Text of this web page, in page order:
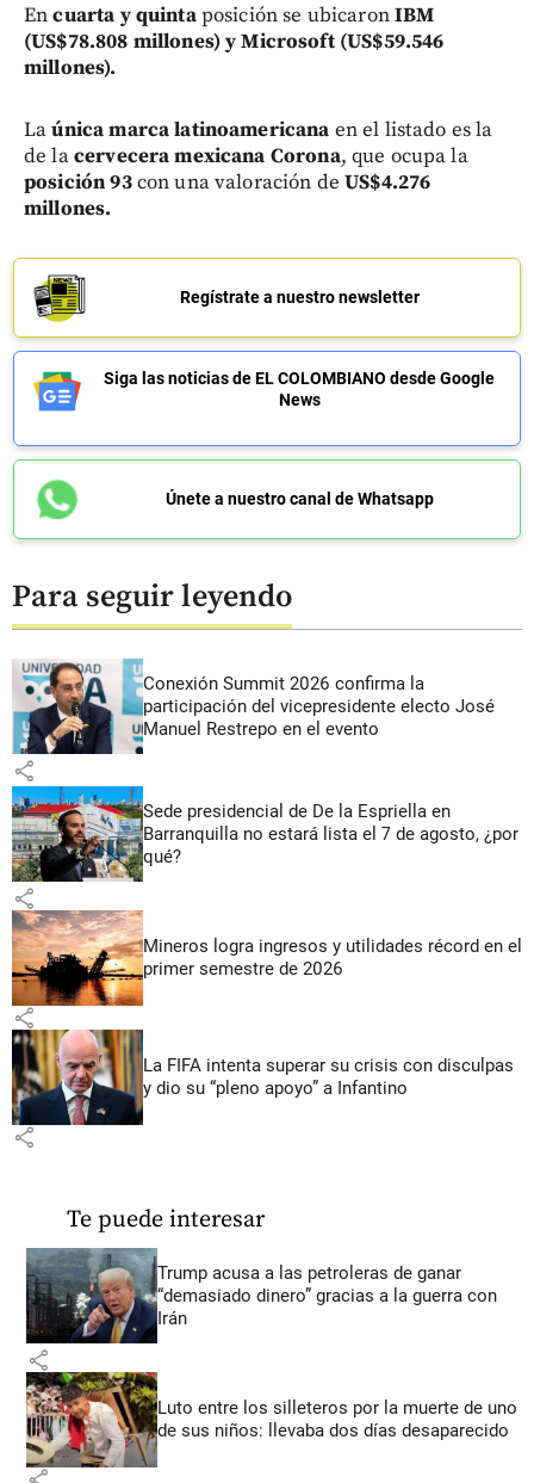
Encuarta y quintaposición se ubicaronIBM
(US$78.808 millones) y Microsoft (US$59.546
millones).
Laúnica marca latinoamericana en el listado es la
de lacervecera mexicana Corona, que ocupa la
posición 93con una valoración deUS$4.276
millones.
Regístrate a nuestro newsletter
Siga las noticias de EL COLOMBIANO desde Google
News
Únete a nuestro canal de Whatsapp
Para seguir leyendo
Conexión Summit 2026 confirma la
participación del vicepresidente electo José
Manuel Restrepo en el evento
share
Sede presidencial de De la Espriella en
Barranquilla no estará lista el 7 de agosto, ¿por
qué?
share
Mineros logra ingresos y utilidades récord en el
primer semestre de 2026
share
La FIFA intenta superar su crisis con disculpas
y dio su “pleno apoyo” a Infantino
share
Te puede interesar
Trump acusa a las petroleras de ganar
“demasiado dinero” gracias a la guerra con
Irán
share
Luto entre los silleteros por la muerte de uno
de sus niños: llevaba dos días desaparecido